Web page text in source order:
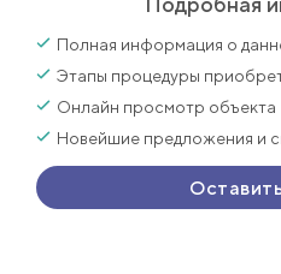
Полная информация о
Этапы процедуры
Онлайн просмотр объекта
Новейшие предложения и